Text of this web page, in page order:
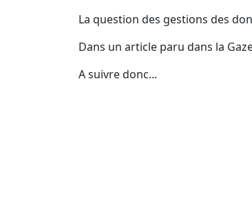
La question des gestions des
Dans un article paru dans la
A suivre donc...